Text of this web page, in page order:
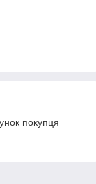
покупця